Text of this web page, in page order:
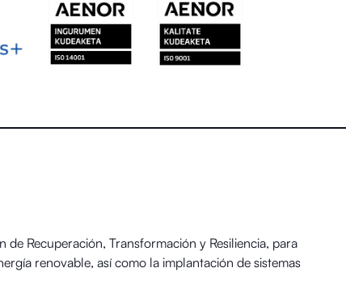
Recuperación, Transformación y Resiliencia, para
renovable, así como la implantación de sistemas